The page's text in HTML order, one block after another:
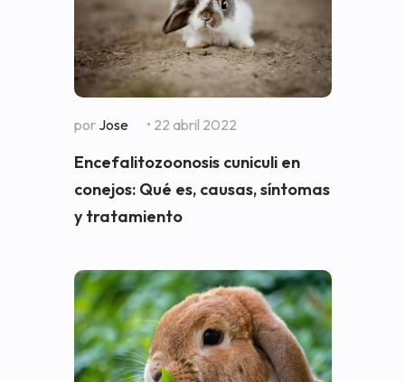
por Jose • 22 abril 2022
Encefalitozoonosis cuniculi en
conejos: Qué es, causas, síntomas
y tratamiento